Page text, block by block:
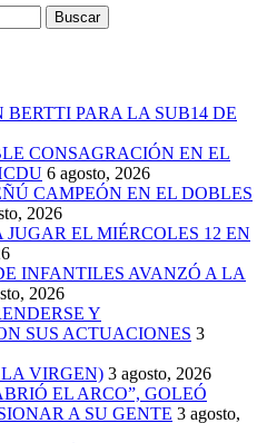
PARA LA SUB14 DE
CONSAGRACIÓN EN EL
6 agosto, 2026
CAMPEÓN EN EL DOBLES
2026
EL MIÉRCOLES 12 EN
INFANTILES AVANZÓ A LA
2026
Y
SUS ACTUACIONES 3
VIRGEN) 3 agosto, 2026
EL ARCO”, GOLEÓ
A SU GENTE 3 agosto,